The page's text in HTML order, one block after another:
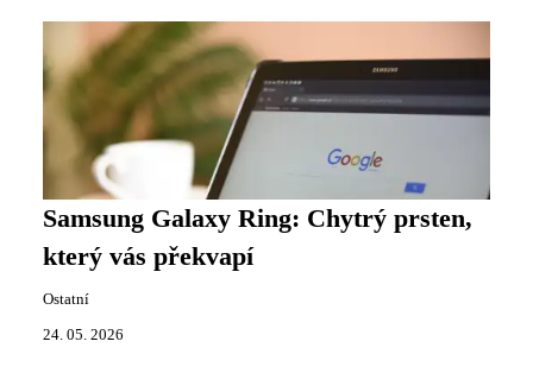
Samsung Galaxy Ring: Chytrý prsten,
který vás překvapí
Ostatní
24. 05. 2026